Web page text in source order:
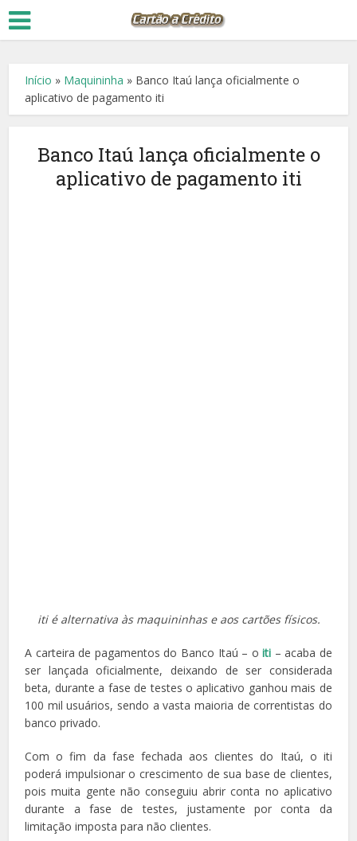
Início » Maquininha » Banco Itaú lança oficialmente o
aplicativo de pagamento iti
Banco Itaú lança oficialmente o
aplicativo de pagamento iti
iti é alternativa às maquininhas e aos cartões físicos.
A carteira de pagamentos do Banco Itaú – oiti – acaba de
ser lançada oficialmente, deixando de ser considerada
beta, durante a fase de testes o aplicativo ganhou mais de
100 mil usuários, sendo a vasta maioria de correntistas do
banco privado.
Com o fim da fase fechada aos clientes do Itaú, o iti
poderá impulsionar o crescimento de sua base de clientes,
pois muita gente não conseguiu abrir conta no aplicativo
durante a fase de testes, justamente por conta da
limitação imposta para não clientes.